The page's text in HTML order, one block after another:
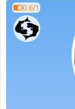
0.6/1